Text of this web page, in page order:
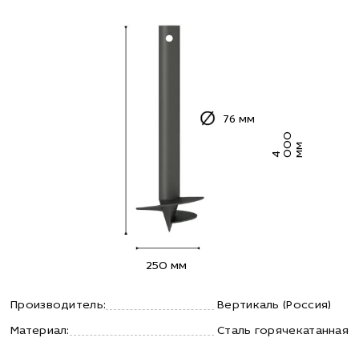
4 0 0
0
м м
250 мм
76 мм
Производитель: Вертикаль (Россия)
Материал: Сталь горячекатанная